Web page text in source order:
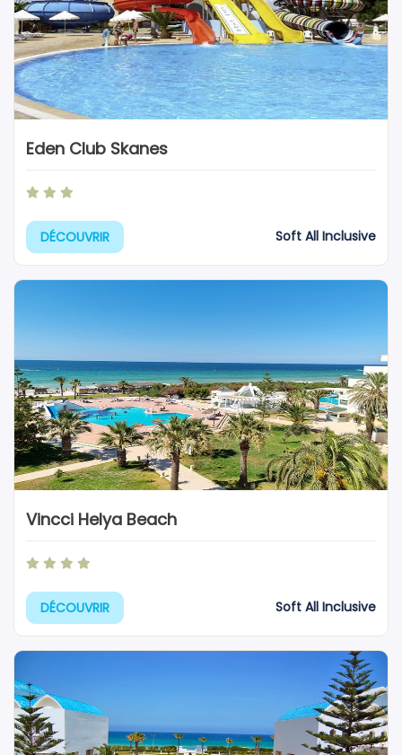
Eden Club Skanes
DÉCOUVRIR Soft All Inclusive
Vincci Helya Beach
DÉCOUVRIR Soft All Inclusive